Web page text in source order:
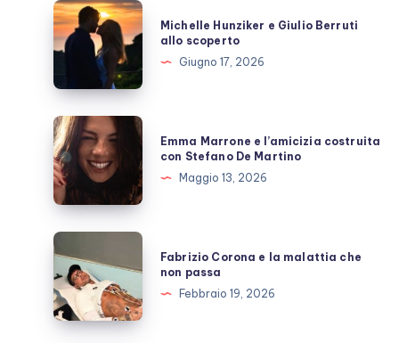
Michelle
Hunziker
e
Berruti
allo
scoperto
Michelle Hunziker e Giulio Berruti
allo scoperto
Giugno 17, 2026
Emma
Marrone
e
l’amicizia
costruita
con
Stefano
De
Martino
Emma Marrone e l’amicizia costruita
con Stefano De Martino
Maggio 13, 2026
Fabrizio
Corona
e
la
malattia
Fabrizio Corona e la malattia che
non passa
Febbraio 19, 2026